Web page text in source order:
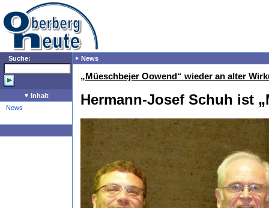
Suche:
Inhalt
News
News
„Müeschbejer Oowend“ wieder an alter
Hermann-Josef Schuh ist